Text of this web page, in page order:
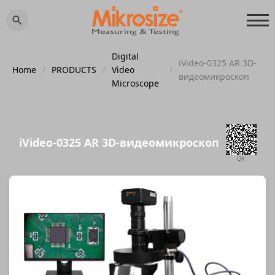
Home / PRODUCTS /
Digital
Video
Microscope
/
iVideo-0325 AR 3D-
видеомикроскоп
iVideo-0325 AR 3D-видеомикроскоп
QR